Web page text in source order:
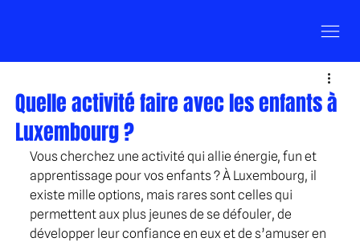
Quelle activité faire avec les enfants à
Luxembourg ?
Vous cherchez une activité qui allie énergie, fun et
apprentissage pour vos enfants ? À Luxembourg, il
existe mille options, mais rares sont celles qui
permettent aux plus jeunes de se défouler, de
développer leur confiance en eux et de s’amuser en